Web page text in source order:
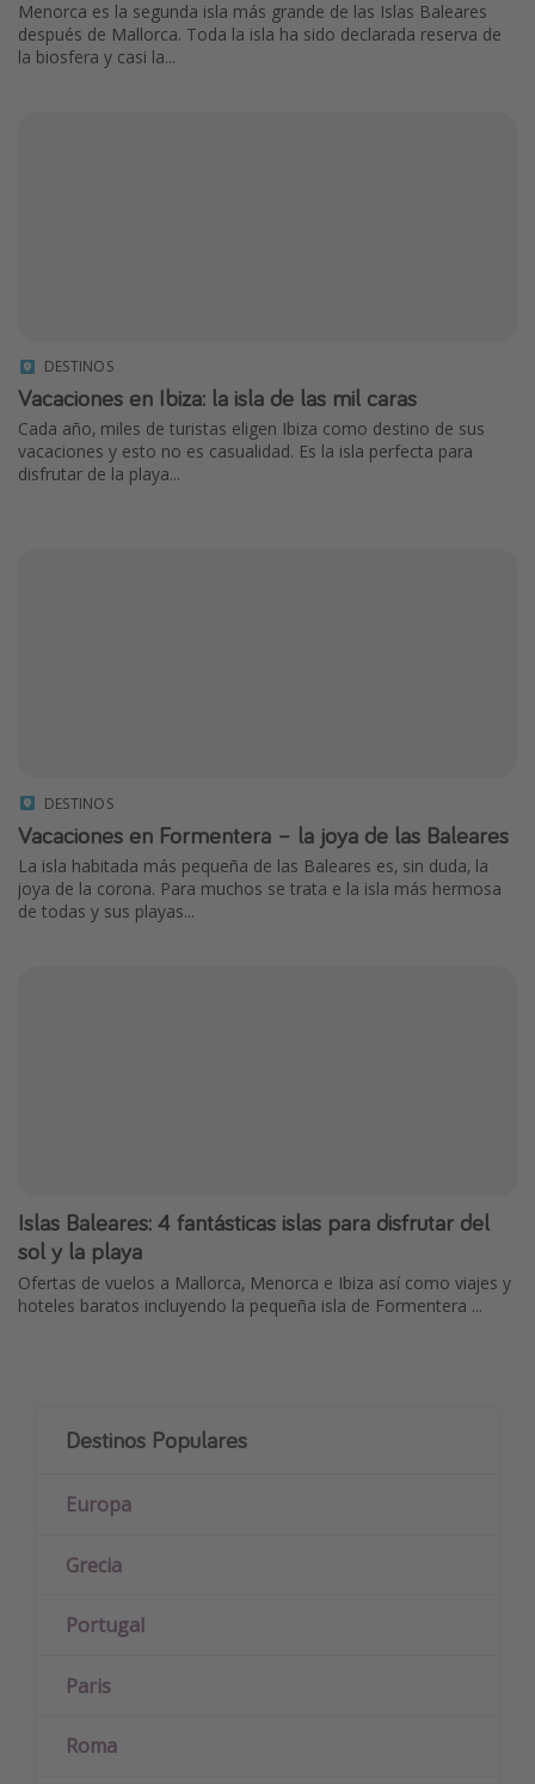
Menorca es la segunda isla más grande de las Islas Baleares
después de Mallorca. Toda la isla ha sido declarada reserva de
la biosfera y casi la...
DESTINOS
Vacaciones en Ibiza: la isla de las mil caras
Cada año, miles de turistas eligen Ibiza como destino de sus
vacaciones y esto no es casualidad. Es la isla perfecta para
disfrutar de la playa...
DESTINOS
Vacaciones en Formentera – la joya de las Baleares
La isla habitada más pequeña de las Baleares es, sin duda, la
joya de la corona. Para muchos se trata e la isla más hermosa
de todas y sus playas...
Islas Baleares: 4 fantásticas islas para disfrutar del
sol y la playa
Ofertas de vuelos a Mallorca, Menorca e Ibiza así como viajes y
hoteles baratos incluyendo la pequeña isla de Formentera ...
Destinos Populares
Europa
Grecia
Portugal
Paris
Roma